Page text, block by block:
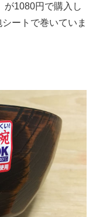
が1080円で購入し
ートで巻いていま